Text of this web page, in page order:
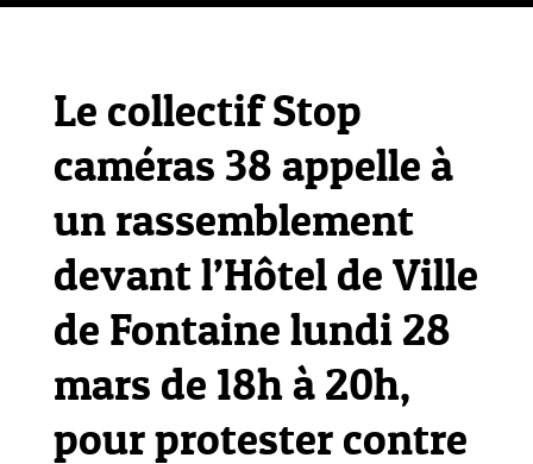
Le collectif Stop
caméras 38 appelle à
un rassemblement
devant l’Hôtel de Ville
de Fontaine lundi 28
mars de 18h à 20h,
pour protester contre